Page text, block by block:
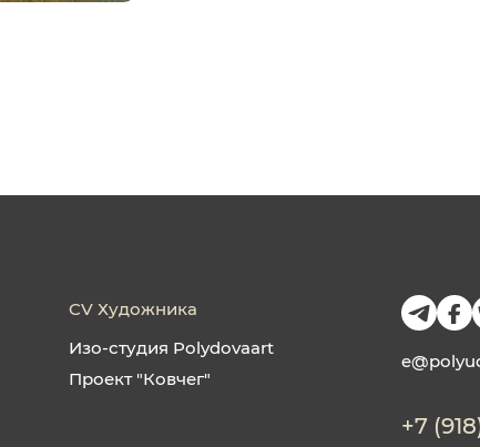
CV Художника
Изо-студия Polydovaart
Проект "Ковчег"
+7